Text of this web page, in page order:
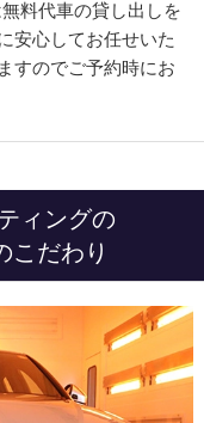
料代車の貸し出しを
安心してお任せいた
すのでご予約時にお
ィングの
こだわり